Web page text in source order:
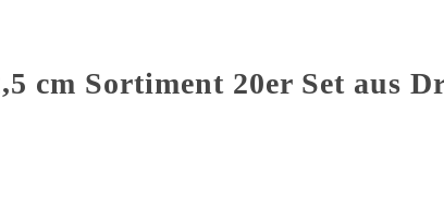
Sortiment 20er Set aus